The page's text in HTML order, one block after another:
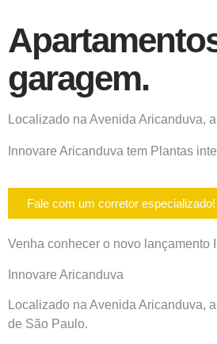
garagem.
Localizado na Avenida Aricanduva,
Innovare Aricanduva tem Plantas
Fale com um corretor especializado!
Venha conhecer o novo lançamento
Innovare Aricanduva
Localizado na Avenida Aricanduva,
de São Paulo.